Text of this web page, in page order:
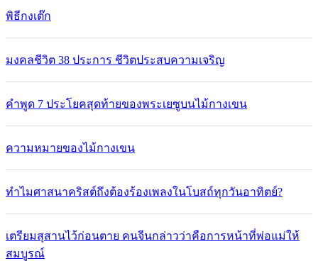
พิธีกงเต๊ก
มงคลชีวิต 38 ประการ ชีวิตประสบความเจริญ
คำพูด 7 ประโยคสุดท้ายของพระเยซูบนไม้กางเขน
ความหมายของไม้กางเขน
ทำไมศาสนาคริสต์ถึงต้องร้องเพลงในโบสถ์ทุกวันอาทิตย์?
เตรียมสุสานไว้ก่อนตาย คนจีนกล่าวว่าคือการหน้าที่พ่อแม่ให้
สมบูรณ์